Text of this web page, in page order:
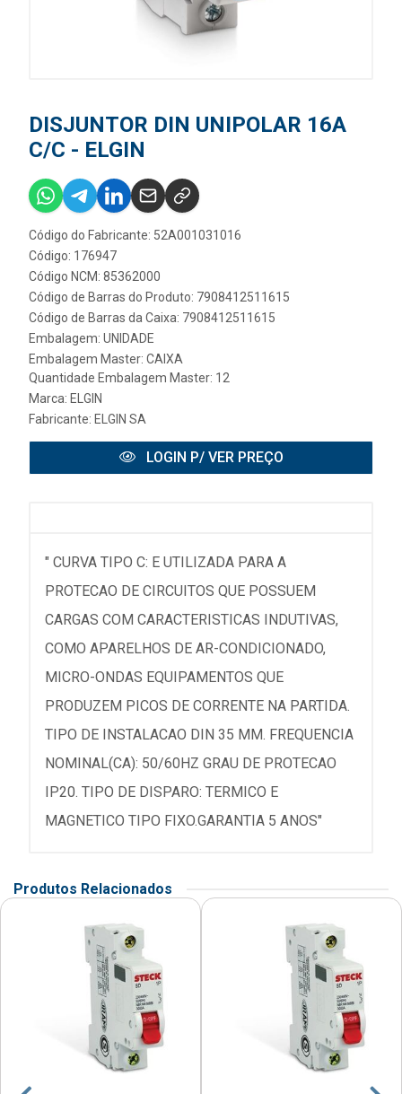
DISJUNTOR DIN UNIPOLAR 16A
C/C - ELGIN
Código do Fabricante: 52A001031016
Código: 176947
Código NCM: 85362000
Código de Barras do Produto: 7908412511615
Código de Barras da Caixa: 7908412511615
Embalagem: UNIDADE
Embalagem Master: CAIXA
Quantidade Embalagem Master: 12
Marca: ELGIN
Fabricante: ELGIN SA
LOGIN P/ VER PREÇO
" CURVA TIPO C: E UTILIZADA PARA A
PROTECAO DE CIRCUITOS QUE POSSUEM
CARGAS COM CARACTERISTICAS INDUTIVAS,
COMO APARELHOS DE AR-CONDICIONADO,
MICRO-ONDAS EQUIPAMENTOS QUE
PRODUZEM PICOS DE CORRENTE NA PARTIDA.
TIPO DE INSTALACAO DIN 35 MM. FREQUENCIA
NOMINAL(CA): 50/60HZ GRAU DE PROTECAO
IP20. TIPO DE DISPARO: TERMICO E
MAGNETICO TIPO FIXO.GARANTIA 5 ANOS"
Produtos Relacionados